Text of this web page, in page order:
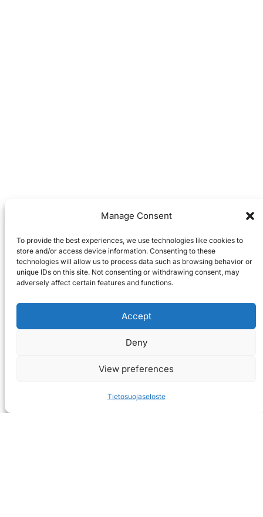
Manage Consent
To provide the best experiences, we use technologies like cookies to
store and/or access device information. Consenting to these
technologies will allow us to process data such as browsing behavior or
unique IDs on this site. Not consenting or withdrawing consent, may
adversely affect certain features and functions.
Accept
Deny
View preferences
Tietosuojaseloste